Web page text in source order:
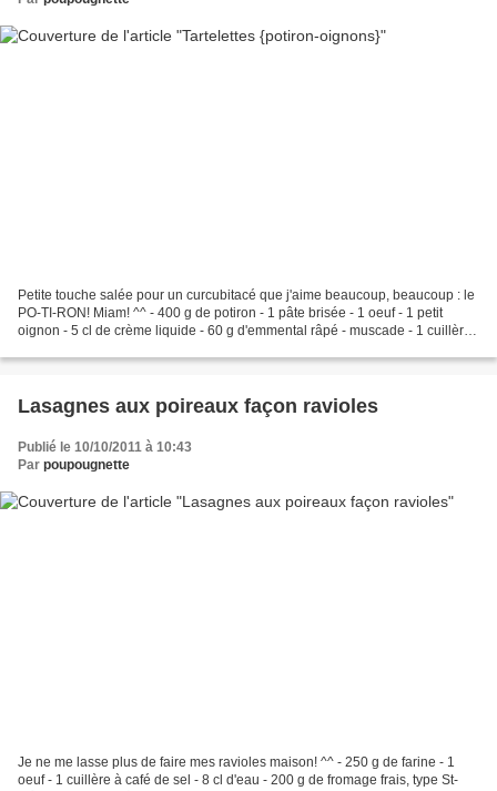
Petite touche salée pour un curcubitacé que j'aime beaucoup, beaucoup : le
PO-TI-RON! Miam! ^^ - 400 g de potiron - 1 pâte brisée - 1 oeuf - 1 petit
oignon - 5 cl de crème liquide - 60 g d'emmental râpé - muscade - 1 cuillère
Lasagnes aux poireaux façon ravioles
Publié le 10/10/2011 à 10:43
Par poupougnette
Je ne me lasse plus de faire mes ravioles maison! ^^ - 250 g de farine - 1
oeuf - 1 cuillère à café de sel - 8 cl d'eau - 200 g de fromage frais, type St-